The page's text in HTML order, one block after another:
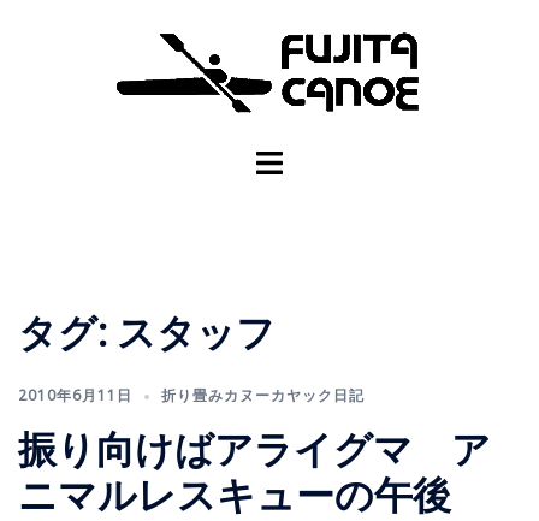
タグ: スタッフ
2010年6月11日 折り畳みカヌーカヤック日記
振り向けばアライグマ ア
ニマルレスキューの午後